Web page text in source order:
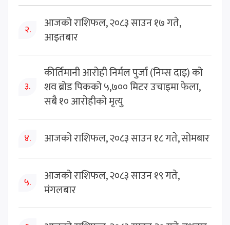
२.
आजको राशिफल, २०८३ साउन १७ गते,
आइतबार
३.
कीर्तिमानी आरोही निर्मल पुर्जा (निम्स दाइ) को
शव ब्रोड पिकको ५,७०० मिटर उचाइमा फेला,
सबै १० आरोहीको मृत्यु
४. आजको राशिफल, २०८३ साउन १८ गते, सोमबार
५.
आजको राशिफल, २०८३ साउन १९ गते,
मंगलबार